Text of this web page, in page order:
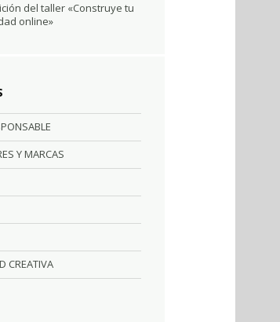
del taller «Construye tu
online»
Y MARCAS
CREATIVA